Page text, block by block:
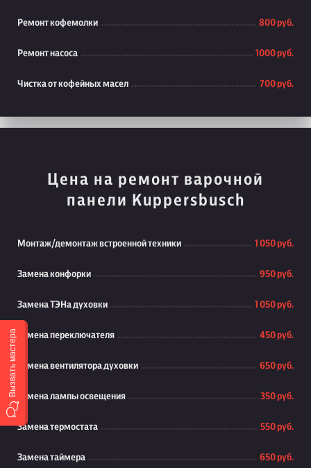
Ремонт кофемолки 800 руб.
Ремонт насоса 1000 руб.
Чистка от кофейных масел 700 руб.
Цена на ремонт варочной
панели Kuppersbusch
Монтаж/демонтаж встроенной техники 1 050 руб.
Замена конфорки 950 руб.
Замена ТЭНа духовки 1 050 руб.
Замена переключателя 450 руб.
Замена вентилятора духовки 650 руб.
Замена лампы освещения 350 руб.
Замена термостата 550 руб.
Замена таймера 650 руб.
Вызвать мастера